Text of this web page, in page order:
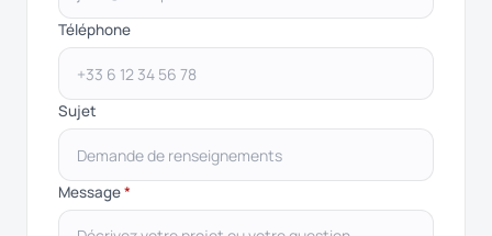
Téléphone
Sujet
Message*